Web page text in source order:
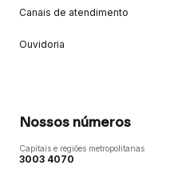
Canais de atendimento
Ouvidoria
Nossos números
Capitais e regiões metropolitanas
3003 4070